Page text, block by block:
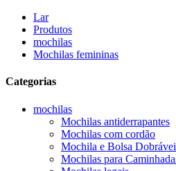
Lar
Produtos
mochilas
Mochilas femininas
Categorias
mochilas
Mochilas antiderrapantes
Mochilas com cordão
Mochila e Bolsa
Mochilas para